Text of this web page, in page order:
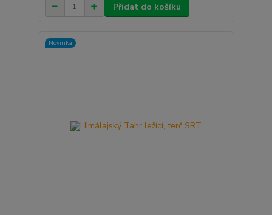
Přidat do košíku
Novinka